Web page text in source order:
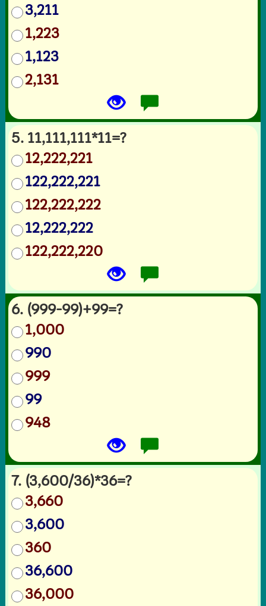
3,211
1,223
1,123
2,131
5. 11,111,111*11=?
12,222,221
122,222,221
122,222,222
12,222,222
122,222,220
6. (999-99)+99=?
1,000
990
999
99
948
7. (3,600/36)*36=?
3,660
3,600
360
36,600
36,000